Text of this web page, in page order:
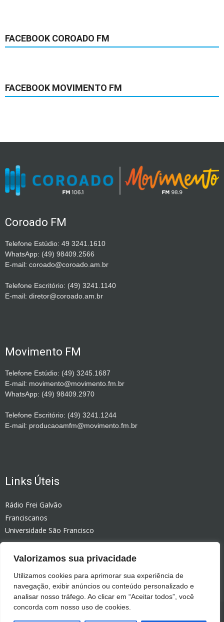
Valorizamos sua privacidade
Utilizamos cookies para aprimorar sua experiência de
navegação, exibir anúncios ou conteúdo personalizado e
analisar nosso tráfego. Ao clicar em “Aceitar todos”, você
concorda com nosso uso de cookies.
FACEBOOK COROADO FM
FACEBOOK MOVIMENTO FM
Coroado FM
Telefone Estúdio: 49 3241.1610
WhatsApp: (49) 98409.2566
E-mail: coroado@coroado.am.br
Telefone Escritório: (49) 3241.1140
E-mail: diretor@coroado.am.br
Movimento FM
Telefone Estúdio: (49) 3245.1687
E-mail: movimento@movimento.fm.br
WhatsApp: (49) 98409.2970
Telefone Escritório: (49) 3241.1244
E-mail: producaoamfm@movimento.fm.br
Links Úteis
Rádio Frei Galvão
Franciscanos
Universidade São Francisco
Rádio Celinauta
Editora Vozes
Colégio Bom Jesus